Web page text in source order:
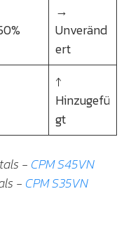
→
Unveränd
ert
↑
Hinzugefü
gt
- CPM S45VN
- CPM S35VN